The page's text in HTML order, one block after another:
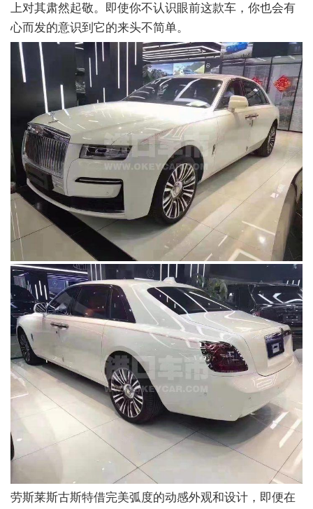
上对其肃然起敬。即使你不认识眼前这款车，你也会有
心而发的意识到它的来头不简单。
劳斯莱斯古斯特借完美弧度的动感外观和设计，即便在